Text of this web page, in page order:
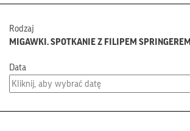
Rodzaj
MIGAWKI. SPOTKANIE Z FILIPEM SPRINGEREM
Data